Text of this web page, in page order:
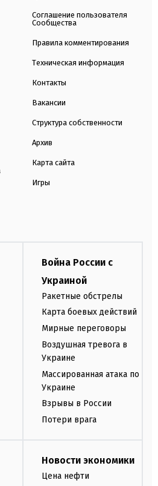
Соглашение пользователя
Сообщества
Правила комментирования
Техническая информация
Контакты
Вакансии
Структура собственности
Архив
Карта сайта
Игры
Война России с
Украиной
Ракетные обстрелы
Карта боевых действий
Мирные переговоры
Воздушная тревога в
Украине
Массированная атака по
Украине
Взрывы в России
Потери врага
Новости экономики
Цена нефти